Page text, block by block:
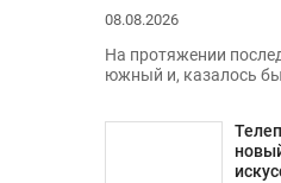
08.08.2026
На протяжении
южный и, казалось